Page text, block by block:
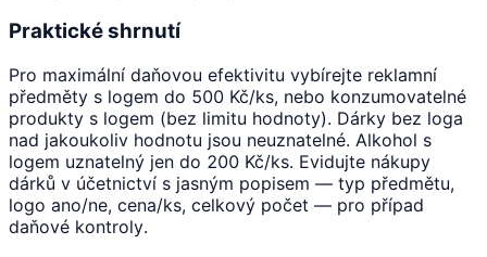
Praktické shrnutí
Pro maximální daňovou efektivitu vybírejte reklamní
předměty s logem do 500 Kč/ks, nebo konzumovatelné
produkty s logem (bez limitu hodnoty). Dárky bez loga
nad jakoukoliv hodnotu jsou neuznatelné. Alkohol s
logem uznatelný jen do 200 Kč/ks. Evidujte nákupy
dárků v účetnictví s jasným popisem — typ předmětu,
logo ano/ne, cena/ks, celkový počet — pro případ
daňové kontroly.